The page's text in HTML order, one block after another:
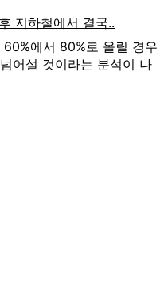
에서 80%로 올릴 경우
어설 것이라는 분석이 나